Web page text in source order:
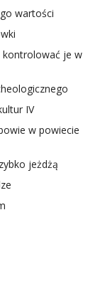
wartości
kontrolować je w
IV
w powiecie
jeżdżą